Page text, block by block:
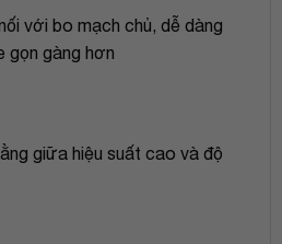
với bo mạch chủ, dễ dàng
gọn gàng hơn
giữa hiệu suất cao và độ